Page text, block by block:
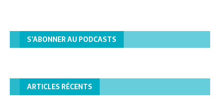
S’ABONNER AU PODCASTS
ARTICLES RÉCENTS